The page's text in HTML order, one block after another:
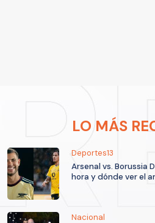
LO MÁS
Deportes13
Arsenal vs. Borussia
hora y dónde ver el
Nacional